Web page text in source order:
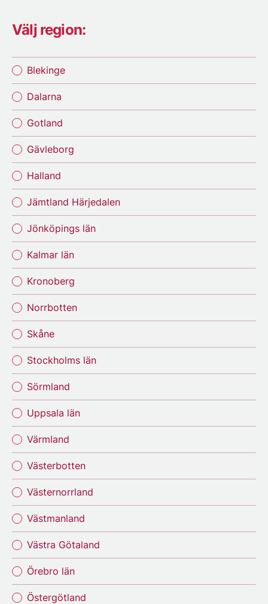
Välj region:
Blekinge
Dalarna
Gotland
Gävleborg
Halland
Jämtland Härjedalen
Jönköpings län
Kalmar län
Kronoberg
Norrbotten
Skåne
Stockholms län
Sörmland
Uppsala län
Värmland
Västerbotten
Västernorrland
Västmanland
Västra Götaland
Örebro län
Östergötland